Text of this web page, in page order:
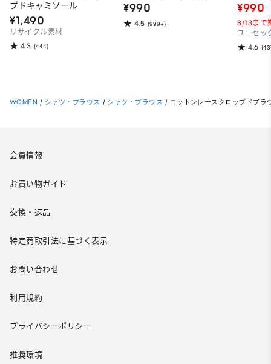
プドキャミソール
¥1,490
リサイクル素材
4.3 (444)
¥990
4.5 (999+)
¥990
8/13まで
ユニセッ
4.6
WOMEN / シャツ・ブラウス / シャツ・ブラウス / コットンレースクロップドブラ
会員情報
お買い物ガイド
交換・返品
特定商取引法に基づく表示
お問い合わせ
利用規約
プライバシーポリシー
推奨環境